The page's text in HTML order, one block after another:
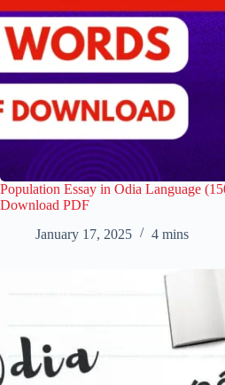
Population Essay in Odia Language
Download PDF
January 17, 2025
4 mins